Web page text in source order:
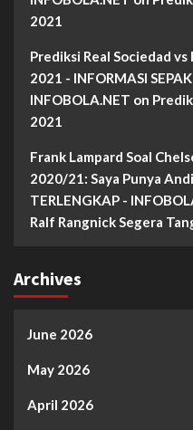
2021
Prediksi Real Sociedad
2021 - INFORMASI
INFOBOLA.NET on
2021
Frank Lampard Soal
2020/21: Saya Punya
TERLENGKAP -
Ralf Rangnick Segera
Archives
June 2026
May 2026
April 2026